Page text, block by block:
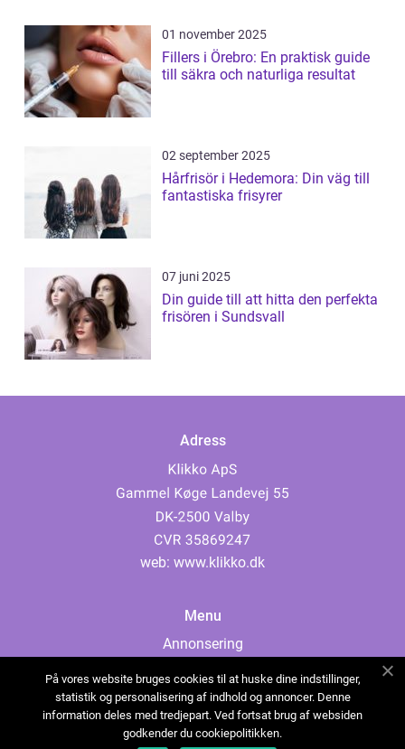
01 november 2025
Fillers i Örebro: En praktisk guide
till säkra och naturliga resultat
02 september 2025
Hårfrisör i Hedemora: Din väg till
fantastiska frisyrer
07 juni 2025
Din guide till att hitta den perfekta
frisören i Sundsvall
Adress
web: www.klikko.dk
Menu
Annonsering
Cookies
Kontakta oss
Sitemap
På vores website bruges cookies til at huske dine indstillinger,
statistik og personalisering af indhold og annoncer. Denne
information deles med tredjepart. Ved fortsat brug af websiden
godkender du cookiepolitikken.